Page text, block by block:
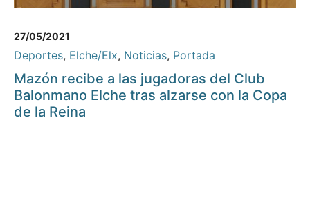
27/05/2021
Deportes, Elche/Elx, Noticias, Portada
Mazón recibe a las jugadoras del Club
Balonmano Elche tras alzarse con la Copa
de la Reina